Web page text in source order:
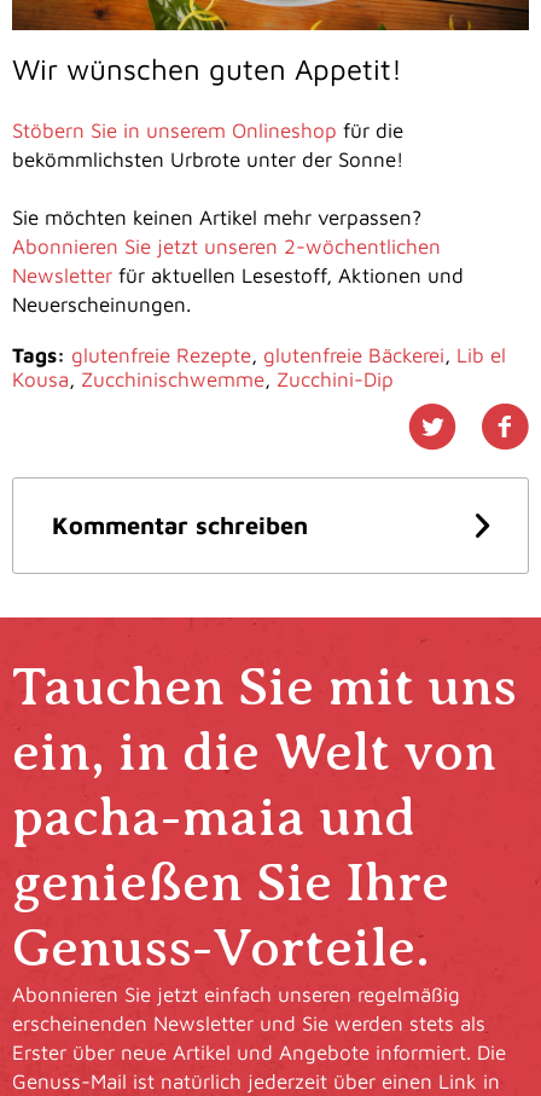
Wir wünschen guten Appetit!
Stöbern Sie in unserem Onlineshop für die
bekömmlichsten Urbrote unter der Sonne!
Sie möchten keinen Artikel mehr verpassen?
Abonnieren Sie jetzt unseren 2-wöchentlichen
Newsletter für aktuellen Lesestoff, Aktionen und
Neuerscheinungen.
Tags: glutenfreie Rezepte, glutenfreie Bäckerei, Lib el
Kousa, Zucchinischwemme, Zucchini-Dip
Kommentar schreiben
Tauchen Sie mit uns
ein, in die Welt von
pacha-maia und
genießen Sie Ihre
Genuss-Vorteile.
Abonnieren Sie jetzt einfach unseren regelmäßig
erscheinenden Newsletter und Sie werden stets als
Erster über neue Artikel und Angebote informiert. Die
Genuss-Mail ist natürlich jederzeit über einen Link in